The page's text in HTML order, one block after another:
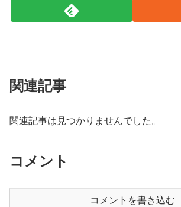
関連記事
関連記事は見つかりませんでした。
コメント
コメントを書き込む